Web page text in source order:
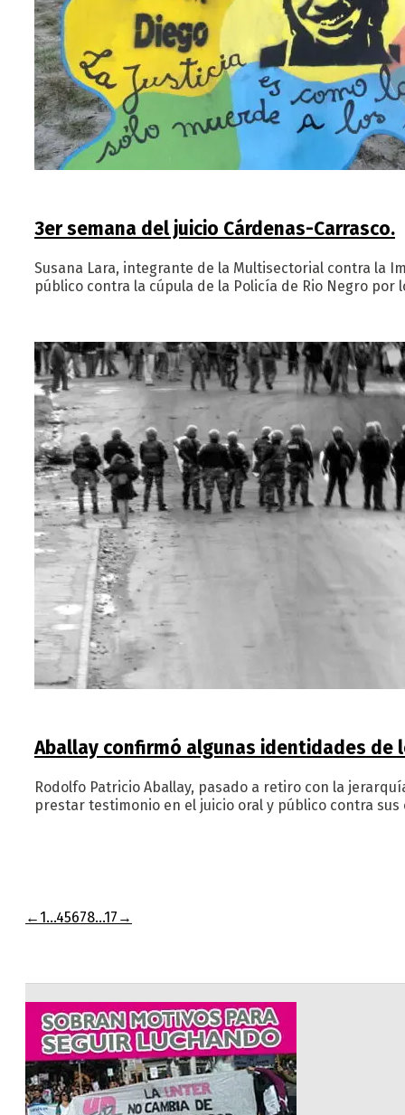
3er semana del juicio Cárdenas-Carrasco.
Susana Lara, integrante de la Multisectorial contra la
público contra la cúpula de la Policía de Rio Negro
Aballay confirmó algunas identidades de
Rodolfo Patricio Aballay, pasado a retiro con la
prestar testimonio en el juicio oral y público contra
← 1…45678…17 →